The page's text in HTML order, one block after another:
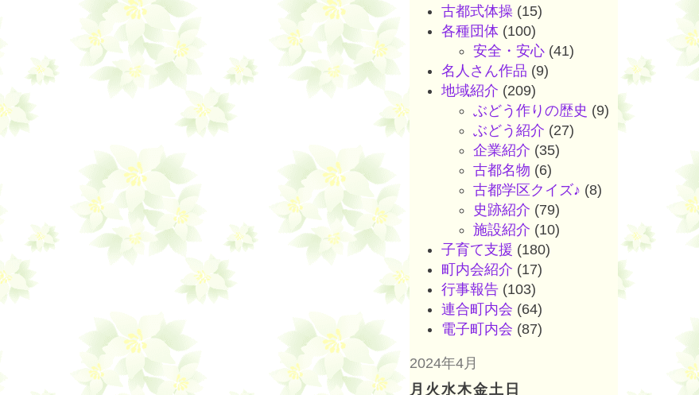
古都式体操(15)
各種団体(100)
安全・安心(41)
名人さん作品 (9)
地域紹介 (209)
ぶどう作りの歴史 (9)
ぶどう紹介 (27)
企業紹介 (35)
古都名物 (6)
古都学区クイズ♪ (8)
史跡紹介 (79)
施設紹介 (10)
子育て支援 (180)
町内会紹介 (17)
行事報告(103)
連合町内会 (64)
電子町内会 (87)
2024年4月
月 火 水木金 土 日